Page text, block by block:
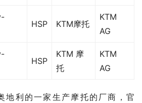
HSP KTM摩托
KTM
AG
HSP
KTM 摩
托
KTM
AG
地利的一家生产摩托的厂商，官